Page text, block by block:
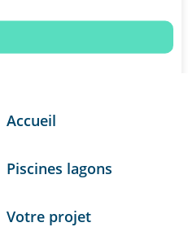
Accueil
Piscines lagons
Votre projet